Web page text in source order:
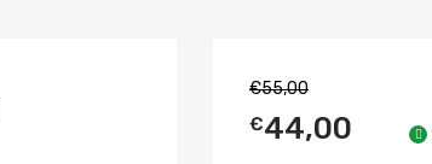
€55,00
€44,00